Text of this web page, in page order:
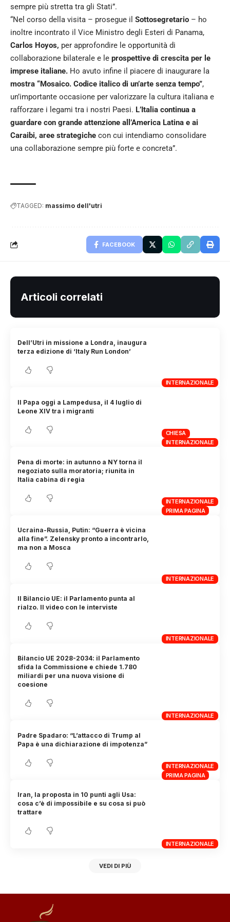
sempre più stretta tra gli Stati”.
“Nel corso della visita – prosegue il Sottosegretario – ho
inoltre incontrato il Vice Ministro degli Esteri di Panama,
Carlos Hoyos, per approfondire le opportunità di
collaborazione bilaterale e le prospettive di crescita per le
imprese italiane. Ho avuto infine il piacere di inaugurare la
mostra “Mosaico. Codice italico di un’arte senza tempo”,
un’importante occasione per valorizzare la cultura italiana e
rafforzare i legami tra i nostri Paesi. L’Italia continua a
guardare con grande attenzione all’America Latina e ai
Caraibi, aree strategiche con cui intendiamo consolidare
una collaborazione sempre più forte e concreta”.
TAGGED: massimo dell'utri
FACEBOOK
Articoli correlati
INTERNAZIONALE
Dell’Utri in missione a Londra, inaugura
terza edizione di ‘Italy Run London’
CHIESA
INTERNAZIONALE
Il Papa oggi a Lampedusa, il 4 luglio di
Leone XIV tra i migranti
INTERNAZIONALE
PRIMA PAGINA
Pena di morte: in autunno a NY torna il
negoziato sulla moratoria; riunita in
Italia cabina di regia
INTERNAZIONALE
Ucraina-Russia, Putin: “Guerra è vicina
alla fine”. Zelensky pronto a incontrarlo,
ma non a Mosca
INTERNAZIONALE
Il Bilancio UE: il Parlamento punta al
rialzo. Il video con le interviste
INTERNAZIONALE
Bilancio UE 2028-2034: il Parlamento
sfida la Commissione e chiede 1.780
miliardi per una nuova visione di
coesione
INTERNAZIONALE
PRIMA PAGINA
Padre Spadaro: “L’attacco di Trump al
Papa è una dichiarazione di impotenza”
INTERNAZIONALE
Iran, la proposta in 10 punti agli Usa:
cosa c’è di impossibile e su cosa si può
trattare
VEDI DI PIÙ